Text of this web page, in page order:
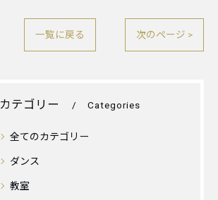
一覧に戻る 次のページ >
カテゴリー Categories
全てのカテゴリー
ダンス
教室